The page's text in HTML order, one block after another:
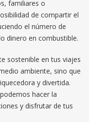
familiares o
de compartir el
el número de
dinero en combustible.
sostenible en tus viajes
ambiente, sino que
y divertida.
hacer la
y disfrutar de tus